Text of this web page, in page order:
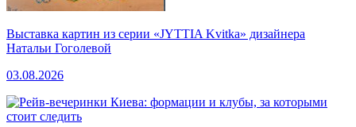
Выставка картин из серии «JYTTIA Kvitka» дизайнера
Натальи Гоголевой
03.08.2026